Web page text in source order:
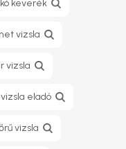
keverék
vizsla
vizsla
eladó
vizsla